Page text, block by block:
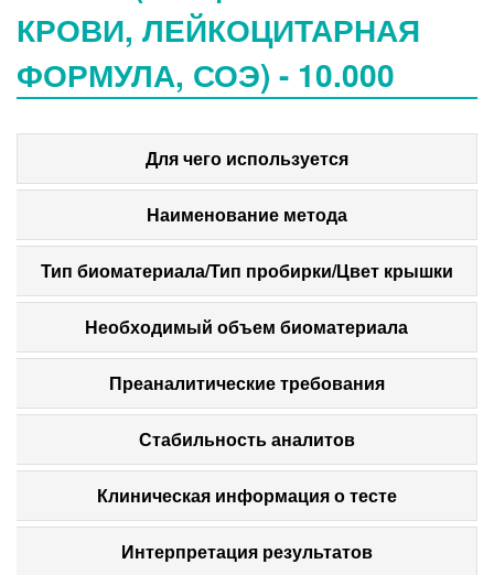
КРОВИ, ЛЕЙКОЦИТАРНАЯ
ФОРМУЛА, СОЭ) - 10.000
Для чего используется
Наименование метода
Тип биоматериала/Тип пробирки/Цвет крышки
Необходимый объем биоматериала
Преаналитические требования
Стабильность аналитов
Клиническая информация о тесте
Интерпретация результатов